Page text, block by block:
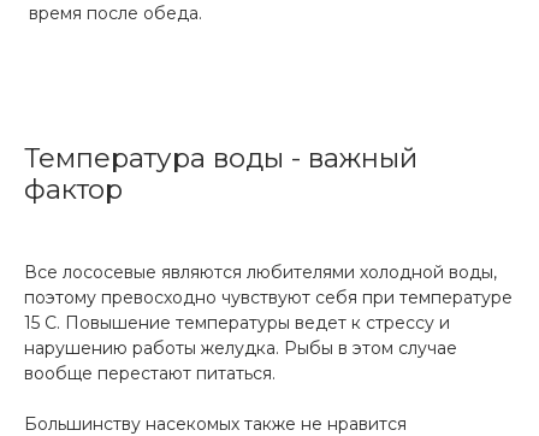
время после обеда.
Температура воды - важный
фактор
Все лососевые являются любителями холодной воды,
поэтому превосходно чувствуют себя при температуре
15 С. Повышение температуры ведет к стрессу и
нарушению работы желудка. Рыбы в этом случае
вообще перестают питаться.
Большинству насекомых также не нравится